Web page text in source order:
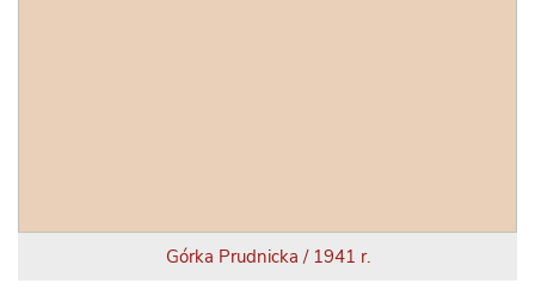
Górka Prudnicka / 1941 r.